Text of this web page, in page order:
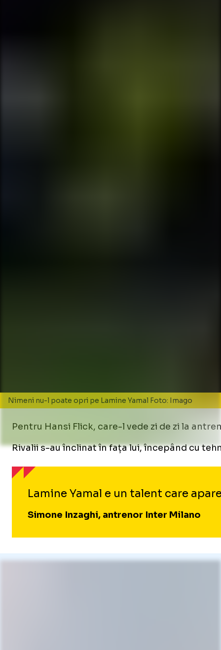
Nimeni nu-l poate opri pe Lamine Yamal Foto: Imago
Pentru Hansi Flick, care-l vede zi de zi la
Rivalii s-au înclinat în fața lui, începând cu
Lamine Yamal e un talent care
Simone Inzaghi, antrenor Inter Milano